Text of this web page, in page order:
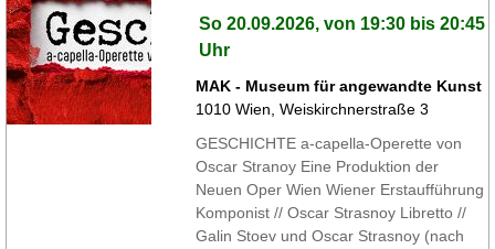
So 20.09.2026, von 19:30 bis 20:45
Uhr
MAK - Museum für angewandte Kunst
1010 Wien ,Weiskirchnerstraße 3
GESCHICHTE a-capella-Operette von
Oscar Stranoy Eine Produktion der
Neuen Oper Wien Wiener Erstaufführung
Komponist // Oscar Strasnoy Libretto //
Galin Stoev und Oscar Strasnoy (nach